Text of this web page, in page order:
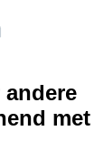
met